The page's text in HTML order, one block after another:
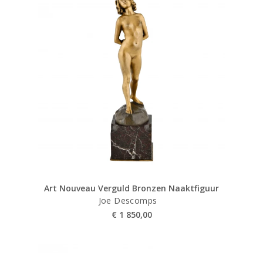
Art Nouveau Verguld Bronzen Naaktfiguur
Joe Descomps
€ 1 850,00